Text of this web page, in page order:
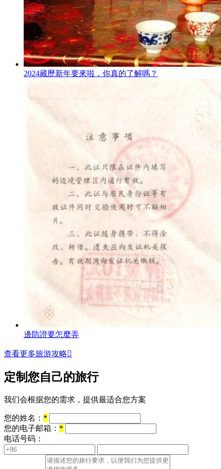
2024藏歷新年要來啦，你真的了解嗎？
邊防證要怎麼弄
查看更多旅游攻略
定制您自己的旅行
我们会根据您的需求，提供最适合您方案
您的姓名： *
您的电子邮箱： *
电话号码：